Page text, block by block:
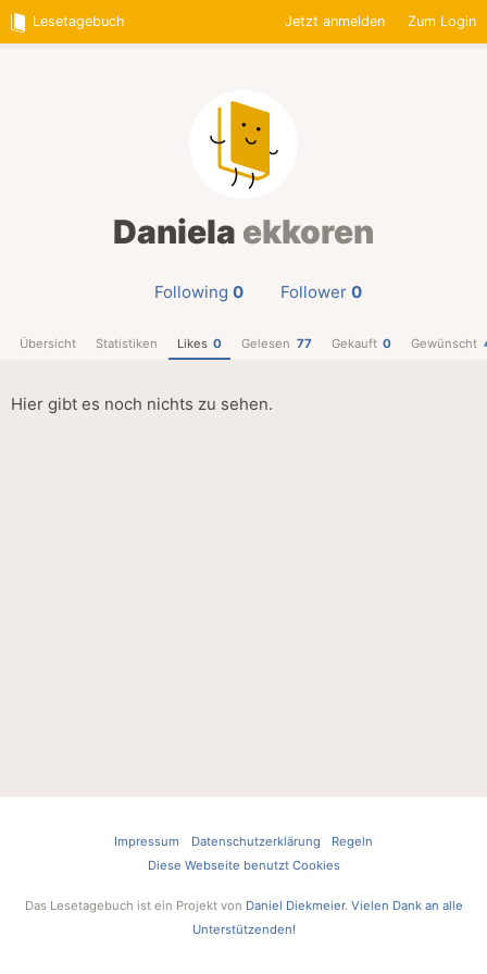
Lesetagebuch Jetzt anmelden Zum Login
Daniela ekkoren
Following 0 Follower 0
Übersicht Statistiken Likes 0 Gelesen 77 Gekauft 0 Gewünscht
Hier gibt es noch nichts zu sehen.
Impressum Datenschutzerklärung
Regeln
Diese Webseite benutzt Cookies
Das Lesetagebuch ist ein Projekt von Daniel Diekmeier. Vielen Dank an alle
Unterstützenden!